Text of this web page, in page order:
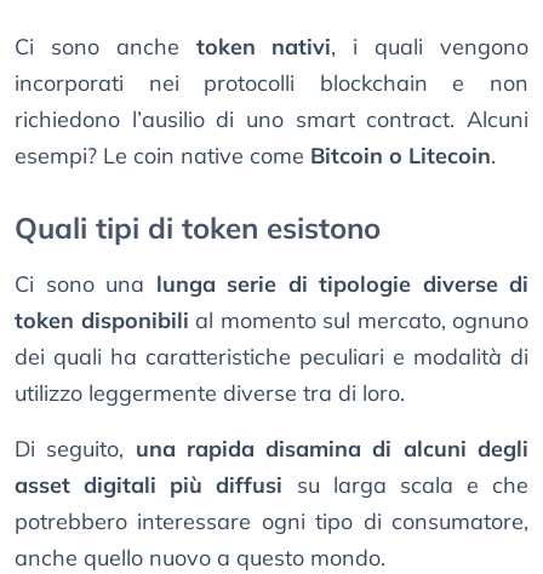
Ci sono anche token nativi, i quali vengono
incorporati nei protocolli blockchain e non
richiedono l’ausilio di uno smart contract. Alcuni
esempi? Le coin native come Bitcoin o Litecoin.
Quali tipi di token esistono
Ci sono una lunga serie di tipologie diverse di
token disponibili al momento sul mercato, ognuno
dei quali ha caratteristiche peculiari e modalità di
utilizzo leggermente diverse tra di loro.
Di seguito, una rapida disamina di alcuni degli
asset digitali più diffusi su larga scala e che
potrebbero interessare ogni tipo di consumatore,
anche quello nuovo a questo mondo.